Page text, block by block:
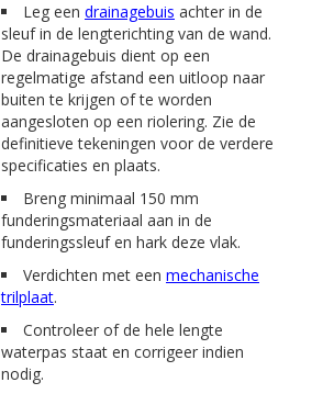
Leg een drainagebuis achter in de
sleuf in de lengterichting van de wand.
De drainagebuis dient op een
regelmatige afstand een uitloop naar
buiten te krijgen of te worden
aangesloten op een riolering. Zie de
definitieve tekeningen voor de verdere
specificaties en plaats.
Breng minimaal 150 mm
funderingsmateriaal aan in de
funderingssleuf en hark deze vlak.
Verdichten met een mechanische
trilplaat.
Controleer of de hele lengte
waterpas staat en corrigeer indien
nodig.